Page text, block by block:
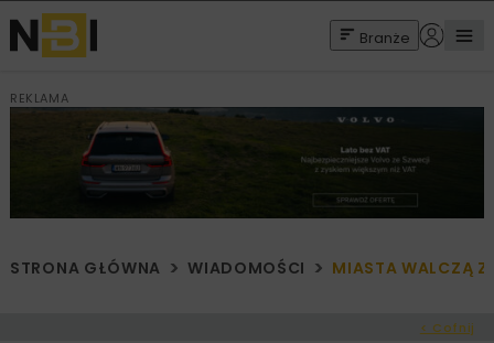
Branże
REKLAMA
STRONA GŁÓWNA WIADOMOŚCI MIASTA WALCZĄ Z
< Cofnij